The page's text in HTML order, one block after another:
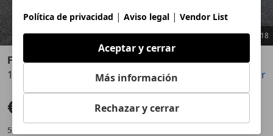
Anterior
18
Fiat 500
1.0 6v GSE 52KW (70 CV) Lounge Guardar Compartir
€ 9.800 Precio justo
56.452 km
Política de privacidad | Aviso legal | Vendor List
Aceptar y cerrar
Más información
Rechazar y cerrar